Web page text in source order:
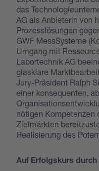
das
AG als Anbieterin von
Prozesslösungen
GWF MessSysteme
Umgang mit
Labortechnik AG
glasklare
Jury-Präsident Ralph
einer konsequenten,
nötigen Kompetenzen
Zielmärkten
Realisierung des
Auf Erfolgskurs